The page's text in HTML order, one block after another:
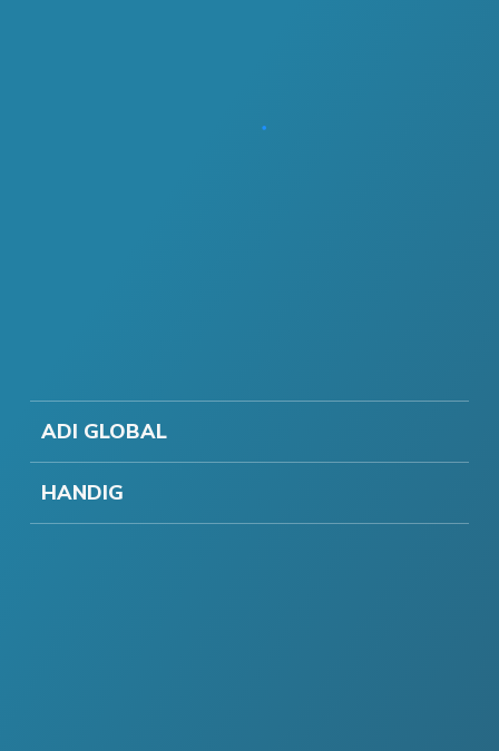
ADI GLOBAL
HANDIG